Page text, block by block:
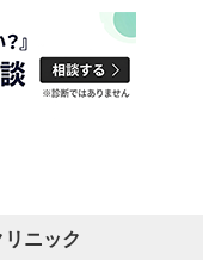
ニック